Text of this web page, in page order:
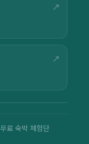
↗
↗
무료 숙박 체험단